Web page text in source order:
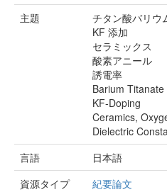
主題
チタン酸バリウ
KF 添加
セラミックス
酸素アニール
誘電率
Barium Titanate
KF-Doping
Ceramics,
Dielectric
言語
日本語
資源タイプ
紀要論文